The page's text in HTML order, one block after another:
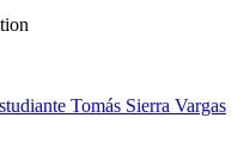
Tomás Sierra Vargas